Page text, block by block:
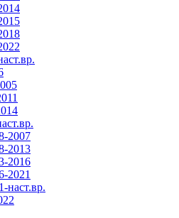
2007
2013
2016
2021
наст.вр.